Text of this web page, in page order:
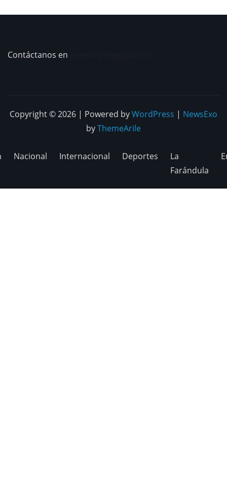
Contáctanos en
Copyright © 2026 | Powered byWordPress | NewsExo
byThemeArile
Nacional Internacional Deportes
La
Farándula